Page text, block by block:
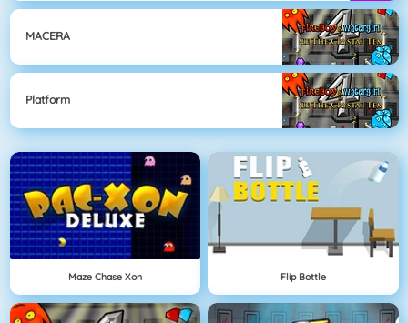
MACERA
Platform
Maze Chase Xon Flip Bottle